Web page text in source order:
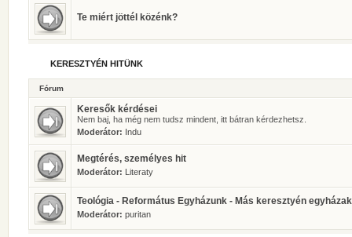
Te miért jöttél közénk?
KERESZTYÉN HITÜNK
Fórum
Keresők kérdései
Nem baj, ha még nem tudsz mindent, itt bátran kérdezhetsz.
Moderátor: Indu
Megtérés, személyes hit
Moderátor: Literaty
Teológia - Református Egyházunk - Más keresztyén egyházak
Moderátor: puritan